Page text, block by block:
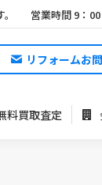
営業時間 9：
リフォームお
料買取査定
料買取査定